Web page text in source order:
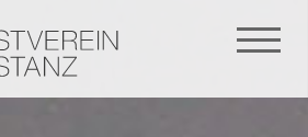
Navigation
überspringen